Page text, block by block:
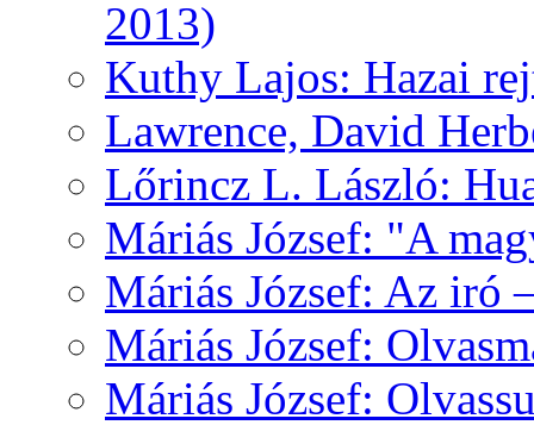
2013)
Kuthy Lajos: Hazai
Lawrence, David
Lőrincz L. László:
Máriás József: "A
Máriás József: Az iró
Máriás József:
Máriás József: